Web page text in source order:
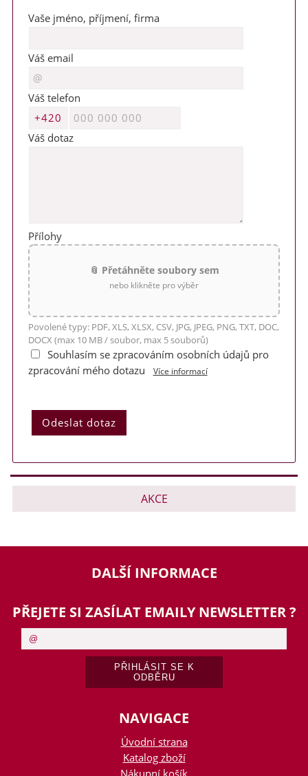
Vaše jméno, příjmení, firma
Váš email
Váš telefon
Váš dotaz
Přílohy
📎 Přetáhněte soubory sem
nebo klikněte pro výběr
Povolené typy: PDF, XLS, XLSX, CSV, JPG, JPEG, PNG, TXT, DOC,
DOCX (max 10 MB / soubor, max 5 souborů)
Souhlasím se zpracováním osobních údajů pro
zpracování mého dotazu
Více informací
AKCE
DALŠÍ INFORMACE
PŘEJETE SI ZASÍLAT EMAILY NEWSLETTER ?
NAVIGACE
Úvodní strana
Katalog zboží